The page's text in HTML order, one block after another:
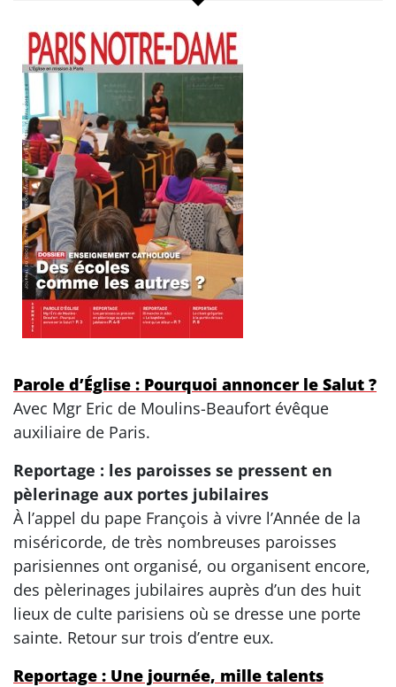
Parole d’Église : Pourquoi annoncer le Salut ?
Avec Mgr Eric de Moulins-Beaufort évêque
auxiliaire de Paris.
Reportage : les paroisses se pressent en
pèlerinage aux portes jubilaires
À l’appel du pape François à vivre l’Année de la
miséricorde, de très nombreuses paroisses
parisiennes ont organisé, ou organisent encore,
des pèlerinages jubilaires auprès d’un des huit
lieux de culte parisiens où se dresse une porte
sainte. Retour sur trois d’entre eux.
Reportage : Une journée, mille talents